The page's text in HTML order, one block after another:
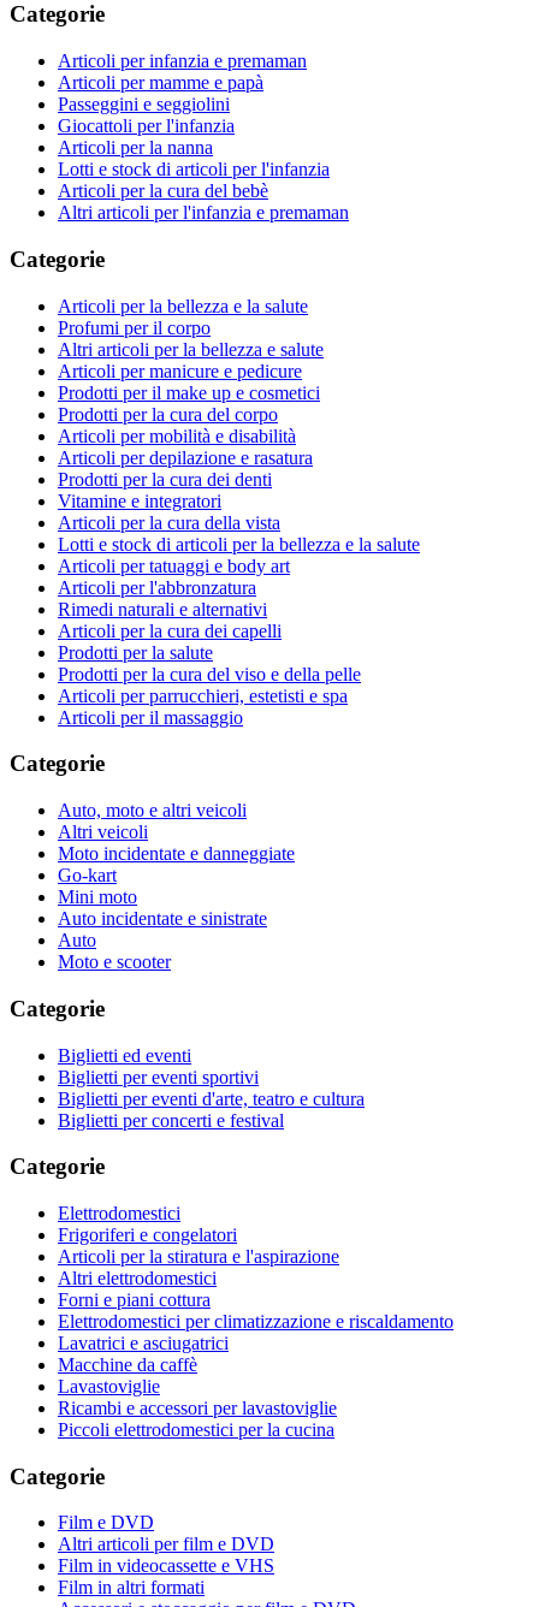
Categorie
Articoli per infanzia e premaman
Articoli per mamme e papà
Passeggini e seggiolini
Giocattoli per l'infanzia
Articoli per la nanna
Lotti e stock di articoli per l'infanzia
Articoli per la cura del bebè
Altri articoli per l'infanzia e premaman
Categorie
Articoli per la bellezza e la salute
Profumi per il corpo
Altri articoli per la bellezza e salute
Articoli per manicure e pedicure
Prodotti per il make up e cosmetici
Prodotti per la cura del corpo
Articoli per mobilità e disabilità
Articoli per depilazione e rasatura
Prodotti per la cura dei denti
Vitamine e integratori
Articoli per la cura della vista
Lotti e stock di articoli per la bellezza e la salute
Articoli per tatuaggi e body art
Articoli per l'abbronzatura
Rimedi naturali e alternativi
Articoli per la cura dei capelli
Prodotti per la salute
Prodotti per la cura del viso e della pelle
Articoli per parrucchieri, estetisti e spa
Articoli per il massaggio
Categorie
Auto, moto e altri veicoli
Altri veicoli
Moto incidentate e danneggiate
Go-kart
Mini moto
Auto incidentate e sinistrate
Auto
Moto e scooter
Categorie
Biglietti ed eventi
Biglietti per eventi sportivi
Biglietti per eventi d'arte, teatro e cultura
Biglietti per concerti e festival
Categorie
Elettrodomestici
Frigoriferi e congelatori
Articoli per la stiratura e l'aspirazione
Altri elettrodomestici
Forni e piani cottura
Elettrodomestici per climatizzazione e riscaldamento
Lavatrici e asciugatrici
Macchine da caffè
Lavastoviglie
Ricambi e accessori per lavastoviglie
Piccoli elettrodomestici per la cucina
Categorie
Film e DVD
Altri articoli per film e DVD
Film in videocassette e VHS
Film in altri formati